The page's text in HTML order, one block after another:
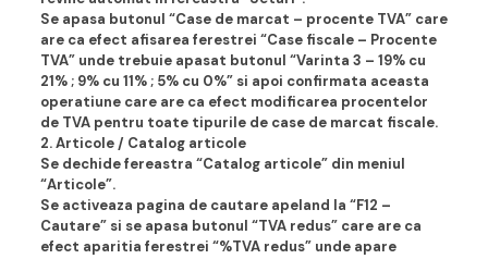
Se apasa butonul “Case de marcat – procente TVA” care
are ca efect afisarea ferestrei “Case fiscale – Procente
TVA” unde trebuie apasat butonul “Varinta 3 – 19% cu
21% ; 9% cu 11% ; 5% cu 0%” si apoi confirmata aceasta
operatiune care are ca efect modificarea procentelor
de TVA pentru toate tipurile de case de marcat fiscale.
2. Articole / Catalog articole
Se dechide fereastra “Catalog articole” din meniul
“Articole”.
Se activeaza pagina de cautare apeland la “F12 –
Cautare” si se apasa butonul “TVA redus” care are ca
efect aparitia ferestrei “%TVA redus” unde apare